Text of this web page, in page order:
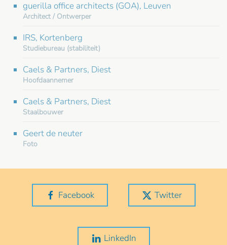
guerilla office architects (GOA), Leuven
Architect / Ontwerper
IRS, Kortenberg
Studiebureau (stabiliteit)
Caels & Partners, Diest
Hoofdaannemer
Caels & Partners, Diest
Staalbouwer
Geert de neuter
Foto
Facebook Twitter
LinkedIn